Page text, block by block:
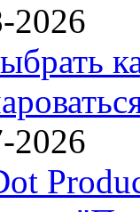
2026
2026